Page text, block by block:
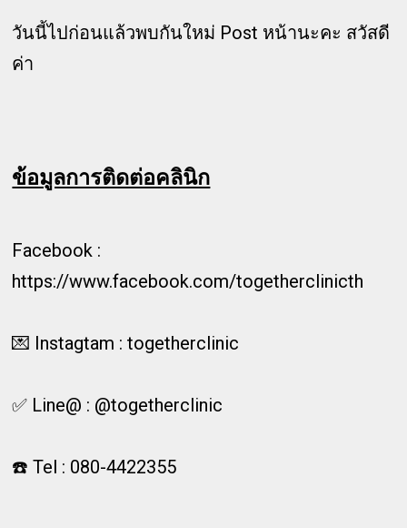
วันนี้ไปก่อนแล้วพบกันใหม่ Post หน้านะคะ สวัสดี
ค่า
ข้อมูลการติดต่อคลินิก
Facebook :
https://www.facebook.com/togetherclinicth
💌 Instagtam : togetherclinic
✅ Line@ : @togetherclinic
☎️ Tel : 080-4422355